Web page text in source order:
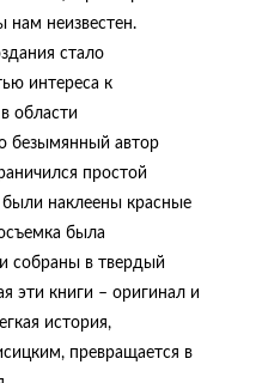
нам неизвестен.
стало
интереса к
области
безымянный автор
простой
наклеены красные
была
собраны в твердый
эти книги – оригинал и
история,
превращается в